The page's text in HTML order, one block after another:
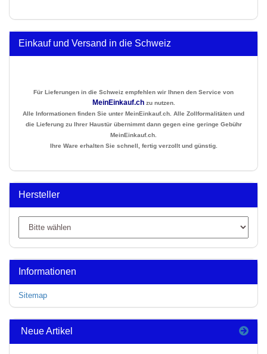
Einkauf und Versand in die Schweiz
Für Lieferungen in die Schweiz empfehlen wir Ihnen den Service von
MeinEinkauf.chzu nutzen.
Alle Informationen finden Sie unter MeinEinkauf.ch. Alle Zollformalitäten und
die Lieferung zu Ihrer Haustür übernimmt dann gegen eine geringe Gebühr
MeinEinkauf.ch.
Ihre Ware erhalten Sie schnell, fertig verzollt und günstig.
Hersteller
Informationen
Sitemap
Neue Artikel